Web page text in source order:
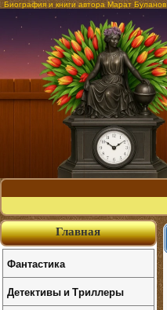
Биография и книги автора Марат Буланов
Главная
Фантастика
Детективы и Триллеры